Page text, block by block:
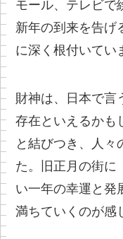
モール、テレビで
新年の到来を告げ
に深く根付いてい
財神は、日本で言
存在といえるかも
と結びつき、人々
た。旧正月の街に
い一年の幸運と発
満ちていくのが感